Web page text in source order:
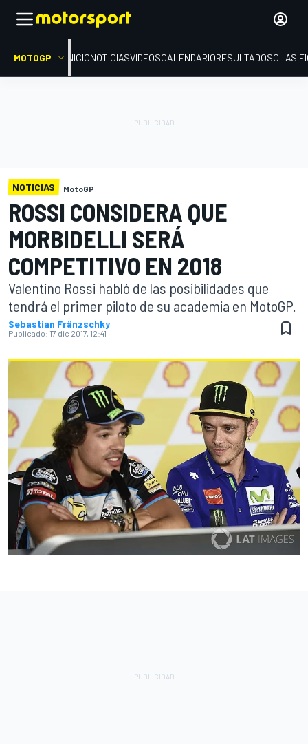
MOTOGP INICIONOTICIASVIDEOSCALENDARIORESULTADOS
NOTICIAS MotoGP
ROSSI CONSIDERA QUE
MORBIDELLI SERÁ
COMPETITIVO EN 2018
Valentino Rossi habló de las posibilidades que
tendrá el primer piloto de su academia en MotoGP.
Sebastian Fränzschky
Publicado: 17 dic 2017, 12:41